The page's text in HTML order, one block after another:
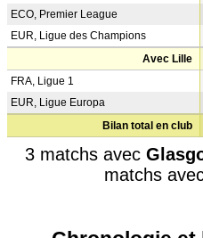
ECO, Premier League
EUR, Ligue des Champions
Avec Lille
FRA, Ligue 1
EUR, Ligue Europa
Bilan total en club
3 matchs avec
matchs